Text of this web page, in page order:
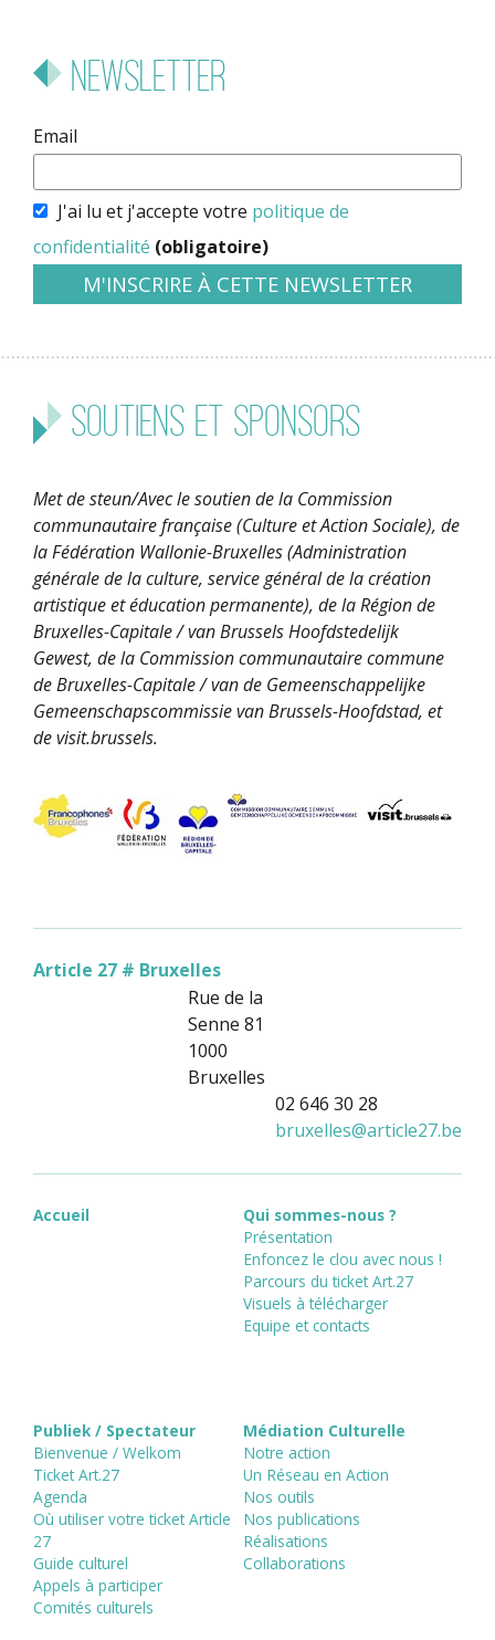
Newsletter
Email
J'ai lu et j'accepte votre politique de
confidentialité (obligatoire)
Soutiens et sponsors
Met de steun/Avec le soutien de la Commission
communautaire française (Culture et Action Sociale), de
la Fédération Wallonie-Bruxelles (Administration
générale de la culture, service général de la création
artistique et éducation permanente), de la Région de
Bruxelles-Capitale / van Brussels Hoofdstedelijk
Gewest, de la Commission communautaire commune
de Bruxelles-Capitale / van de Gemeenschappelijke
Gemeenschapscommissie van Brussels-Hoofdstad, et
de visit.brussels.
Article 27 # Bruxelles
Rue de la
Senne 81
1000
Bruxelles
02 646 30 28
bruxelles@article27.be
Accueil
Qui sommes-nous ?
Présentation
Enfoncez le clou avec nous !
Parcours du ticket Art.27
Visuels à télécharger
Equipe et contacts
Publiek / Spectateur
Bienvenue / Welkom
Ticket Art.27
Agenda
Où utiliser votre ticket Article
27
Guide culturel
Appels à participer
Comités culturels
Médiation Culturelle
Notre action
Un Réseau en Action
Nos outils
Nos publications
Réalisations
Collaborations